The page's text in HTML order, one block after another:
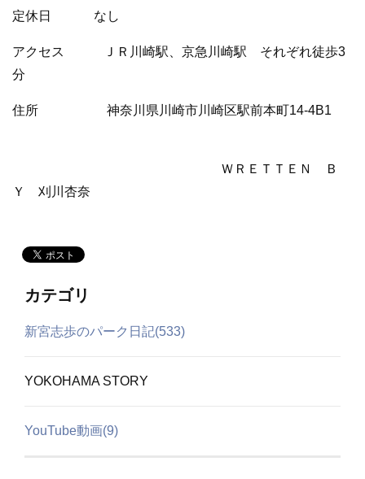
定休日 なし
アクセス ＪＲ川崎駅、京急川崎駅 それぞれ徒歩3
分
住所 神奈川県川崎市川崎区駅前本町14-4B1
ＷＲＥＴＴＥＮ Ｂ
Ｙ 刈川杏奈
カテゴリ
新宮志歩のパーク日記(533)
YOKOHAMA STORY
YouTube動画(9)